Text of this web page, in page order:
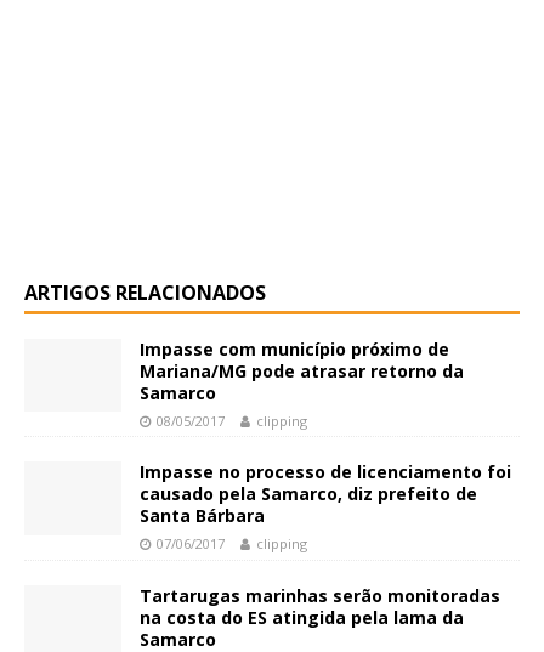
ARTIGOS RELACIONADOS
Impasse com município próximo de
Mariana/MG pode atrasar retorno da
Samarco
08/05/2017 clipping
Impasse no processo de licenciamento foi
causado pela Samarco, diz prefeito de
Santa Bárbara
07/06/2017 clipping
Tartarugas marinhas serão monitoradas
na costa do ES atingida pela lama da
Samarco